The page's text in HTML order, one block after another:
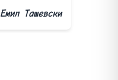
Емил Ташевски